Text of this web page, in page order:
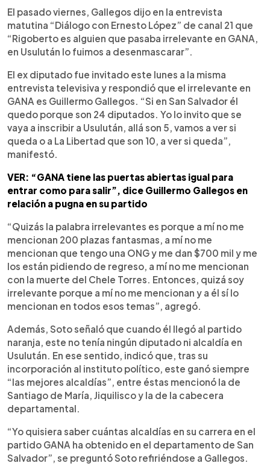
El pasado viernes, Gallegos dijo en la entrevista
matutina “Diálogo con Ernesto López” de canal 21 que
“Rigoberto es alguien que pasaba irrelevante en GANA,
en Usulután lo fuimos a desenmascarar”.
El ex diputado fue invitado este lunes a la misma
entrevista televisiva y respondió que el irrelevante en
GANA es Guillermo Gallegos. “Si en San Salvador él
quedo porque son 24 diputados. Yo lo invito que se
vaya a inscribir a Usulután, allá son 5, vamos a ver si
queda o a La Libertad que son 10, a ver si queda”,
manifestó.
VER: “GANA tiene las puertas abiertas igual para
entrar como para salir”, dice Guillermo Gallegos en
relación a pugna en su partido
“Quizás la palabra irrelevantes es porque a mí no me
mencionan 200 plazas fantasmas, a mí no me
mencionan que tengo una ONG y me dan $700 mil y me
los están pidiendo de regreso, a mí no me mencionan
con la muerte del Chele Torres. Entonces, quizá soy
irrelevante porque a mí no me mencionan y a él sí lo
mencionan en todos esos temas”, agregó.
Además, Soto señaló que cuando él llegó al partido
naranja, este no tenía ningún diputado ni alcaldía en
Usulután. En ese sentido, indicó que, tras su
incorporación al instituto político, este ganó siempre
“las mejores alcaldías”, entre éstas mencionó la de
Santiago de María, Jiquilisco y la de la cabecera
departamental.
“Yo quisiera saber cuántas alcaldías en su carrera en el
partido GANA ha obtenido en el departamento de San
Salvador”, se preguntó Soto refiriéndose a Gallegos.